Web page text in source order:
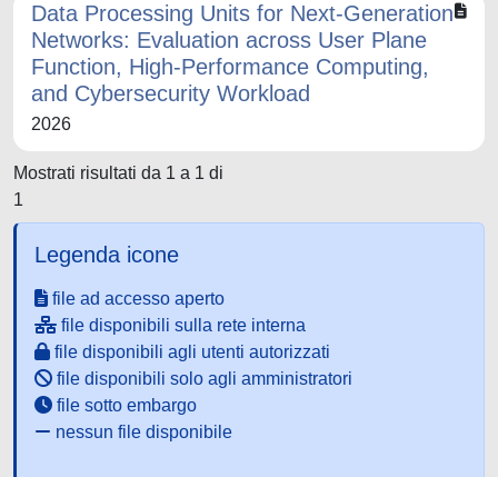
Data Processing Units for Next-Generation
Networks: Evaluation across User Plane
Function, High-Performance Computing,
and Cybersecurity Workload
2026
Mostrati risultati da 1 a 1 di
1
Legenda icone
file ad accesso aperto
file disponibili sulla rete interna
file disponibili agli utenti autorizzati
file disponibili solo agli amministratori
file sotto embargo
nessun file disponibile